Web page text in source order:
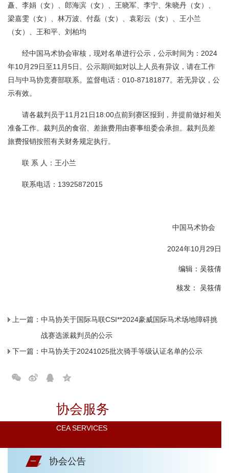
协会服务
CEA SERVICES
协会公告
矗、李娟（女）、郎海滨（女）、王晓军、李宁、朱晓丹（女）、
梁嘉雯（女）、林万波、付磊（女）、袁彩云（女）、王小兰
（女）、王和平、刘柏均
经中国马术协会审核，现对名单进行公示，公示时间为：2024
年10月29日至11月5日。公示期间如对以上人员有异议，请在工作
日与中马协竞赛部联系。监督电话：010-87181877。若无异议，公
示有效。
请各裁判员于11月21日18:00点前到赛区报到，并提前做好相关
准备工作。裁判员的食宿、差旅费用由赛事组委会承担。裁判员差
旅费报销按照有关财务规定执行。
联 系 人：王小兰
联系电话：13925872015
中国马术协会
2024年10月29日
编辑：吴筱倩
核发： 吴筱倩
上一篇： 中马协关于国际马联CSI**2024豪威国际马术场地障碍挑
战赛选派裁判员的公示
下一篇： 中马协关于20241025批次骑手等级认证名单的公示